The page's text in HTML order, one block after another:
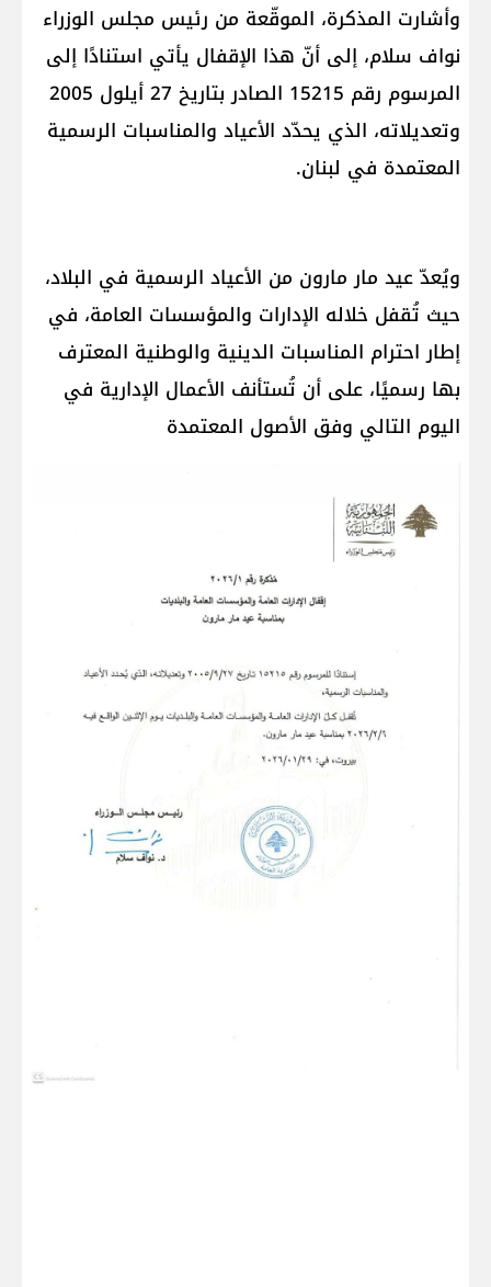
وأشارت المذكرة، الموقّعة من رئيس مجلس الوزراء
نواف سلام، إلى أنّ هذا الإقفال يأتي استنادًا إلى
المرسوم رقم 15215 الصادر بتاريخ 27 أيلول 2005
وتعديلاته، الذي يحدّد الأعياد والمناسبات الرسمية
المعتمدة في لبنان.
ويُعدّ عيد مار مارون من الأعياد الرسمية في البلاد،
حيث تُقفل خلاله الإدارات والمؤسسات العامة، في
إطار احترام المناسبات الدينية والوطنية المعترف
بها رسميًا، على أن تُستأنف الأعمال الإدارية في
اليوم التالي وفق الأصول المعتمدة